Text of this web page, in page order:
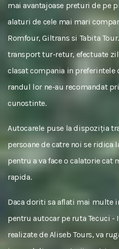
mai avantajoase preturi de pe
alaturi de cele mai mari
Romfour, Giltrans si Tabita
transport tur-retur, efectuate
clasat compania in preferintele
randul lor ne-au recomandat
cunostinte.
Autocarele puse la dispoziția
persoane de catre noi se ridica
pentru a va face o calatorie cat
rapida.
Daca doriti sa aflati mai multe
pentru autocar pe ruta Tecuci -
realizate de Aliseb Tours, va